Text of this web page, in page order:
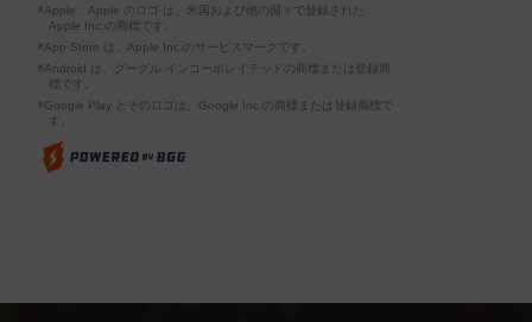
※Apple、Apple のロゴ は、米国および他の国々で登録された
Apple Inc.の商標です。
※App Store は、Apple Inc.のサービスマークです。
※Android は、グーグル インコーポレイテッドの商標または登録商
標です。
※Google Play とそのロゴは、Google Inc.の商標または登録商標で
す。